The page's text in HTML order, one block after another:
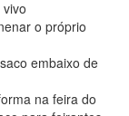
o próprio
embaixo de
na feira do